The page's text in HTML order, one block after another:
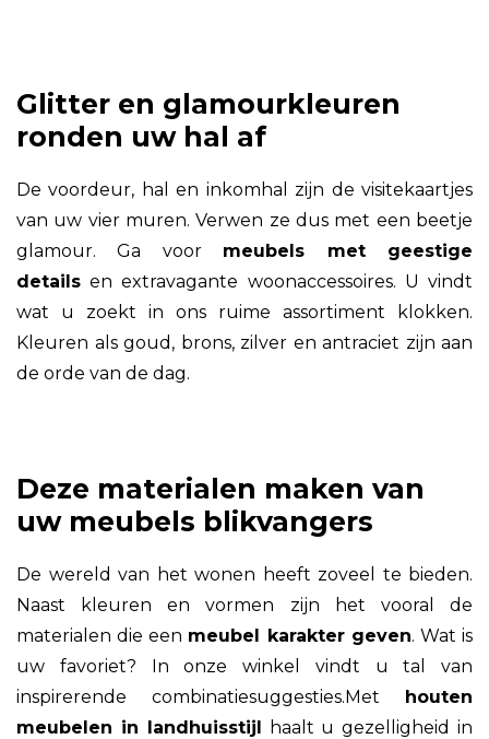
Glitter en glamourkleuren
ronden uw hal af
De voordeur, hal en inkomhal zijn de visitekaartjes
van uw vier muren. Verwen ze dus met een beetje
glamour. Ga voor meubels met geestige
details en extravagante woonaccessoires. U vindt
wat u zoekt in ons ruime assortiment klokken.
Kleuren als goud, brons, zilver en antraciet zijn aan
de orde van de dag.
Deze materialen maken van
uw meubels blikvangers
De wereld van het wonen heeft zoveel te bieden.
Naast kleuren en vormen zijn het vooral de
materialen die een meubel karakter geven. Wat is
uw favoriet? In onze winkel vindt u tal van
inspirerende combinatiesuggesties.Met houten
meubelen in landhuisstijl haalt u gezelligheid in